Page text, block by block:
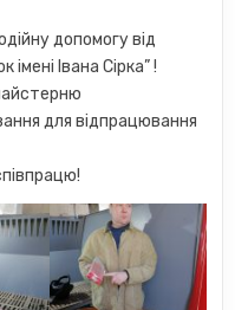
допомогу від
Івана Сірка” !
для відпрацювання